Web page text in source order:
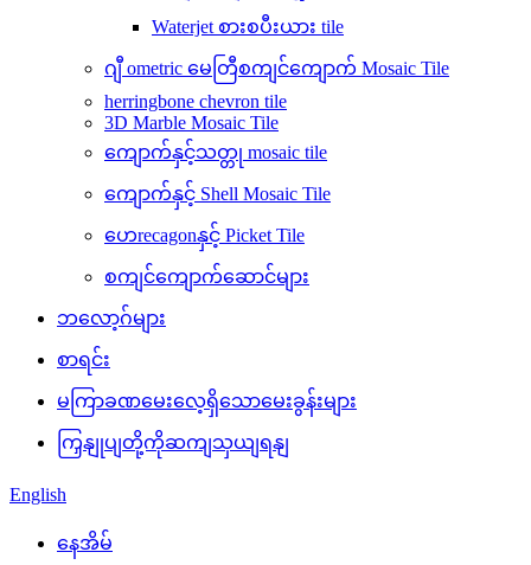
Waterjet စားစပီးယား tile
ဂျီ ometric မေတြီစကျင်ကျောက် Mosaic Tile
herringbone chevron tile
3D Marble Mosaic Tile
ကျောက်နှင့်သတ္တု mosaic tile
ကျောက်နှင့် Shell Mosaic Tile
ဟေrecagonနှင့် Picket Tile
စကျင်ကျောက်ဆောင်များ
ဘလော့ဂ်များ
စာရင်း
မကြာခဏမေးလေ့ရှိသောမေးခွန်းများ
ကြှနျုပျတို့ကိုဆကျသှယျရနျ
English
နေအိမ်